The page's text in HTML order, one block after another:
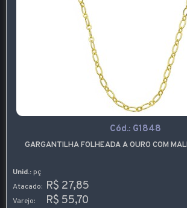
FOLHEADA A OURO COM MALHA 1 X 1 DE 3 MM
27,85
55,70